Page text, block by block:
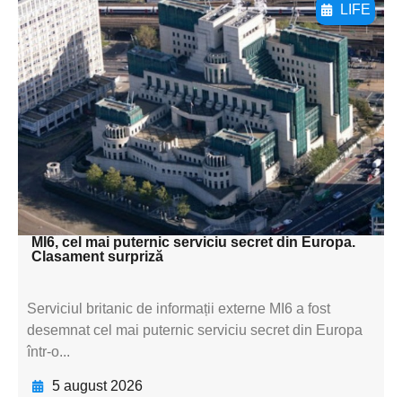
LIFE
Adaugă aici textul pentru
subtitluAdaugă aici
textul pentru
subtitluAdaugă aici
textul pentru
subtitluAdaugă aici
textul pentru subti
MI6, cel mai puternic serviciu secret din Europa.
Clasament surpriză
Serviciul britanic de informații externe MI6 a fost
desemnat cel mai puternic serviciu secret din Europa
într-o...
5 august 2026